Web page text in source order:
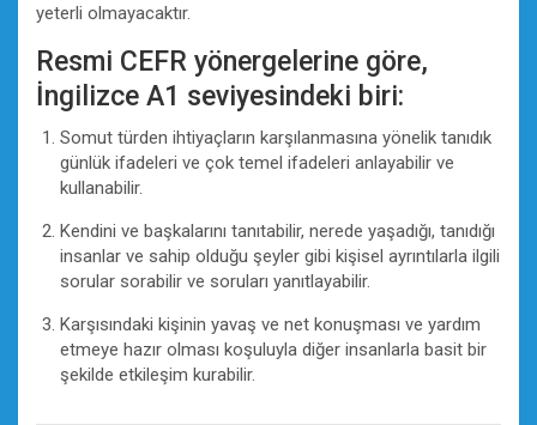
yeterli olmayacaktır.
Resmi CEFR yönergelerine göre,
İngilizce A1 seviyesindeki biri:
Somut türden ihtiyaçların karşılanmasına yönelik tanıdık
günlük ifadeleri ve çok temel ifadeleri anlayabilir ve
kullanabilir.
Kendini ve başkalarını tanıtabilir, nerede yaşadığı, tanıdığı
insanlar ve sahip olduğu şeyler gibi kişisel ayrıntılarla ilgili
sorular sorabilir ve soruları yanıtlayabilir.
Karşısındaki kişinin yavaş ve net konuşması ve yardım
etmeye hazır olması koşuluyla diğer insanlarla basit bir
şekilde etkileşim kurabilir.